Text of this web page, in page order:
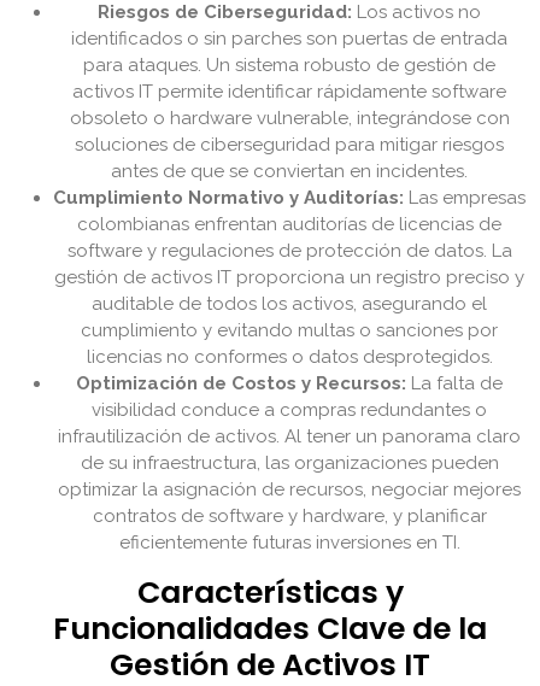
Riesgos de Ciberseguridad: Los activos no
identificados o sin parches son puertas de entrada
para ataques. Un sistema robusto de gestión de
activos IT permite identificar rápidamente software
obsoleto o hardware vulnerable, integrándose con
soluciones de ciberseguridad para mitigar riesgos
antes de que se conviertan en incidentes.
Cumplimiento Normativo y Auditorías: Las empresas
colombianas enfrentan auditorías de licencias de
software y regulaciones de protección de datos. La
gestión de activos IT proporciona un registro preciso y
auditable de todos los activos, asegurando el
cumplimiento y evitando multas o sanciones por
licencias no conformes o datos desprotegidos.
Optimización de Costos y Recursos: La falta de
visibilidad conduce a compras redundantes o
infrautilización de activos. Al tener un panorama claro
de su infraestructura, las organizaciones pueden
optimizar la asignación de recursos, negociar mejores
contratos de software y hardware, y planificar
eficientemente futuras inversiones en TI.
Características y
Funcionalidades Clave de la
Gestión de Activos IT